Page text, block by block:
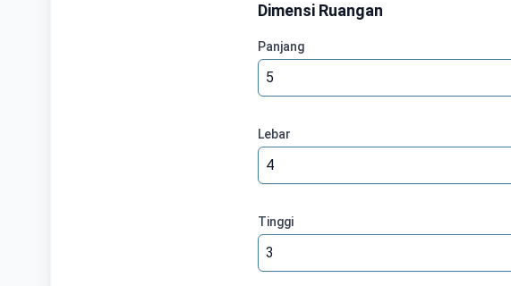
Dimensi Ruangan
Panjang
Lebar
Tinggi